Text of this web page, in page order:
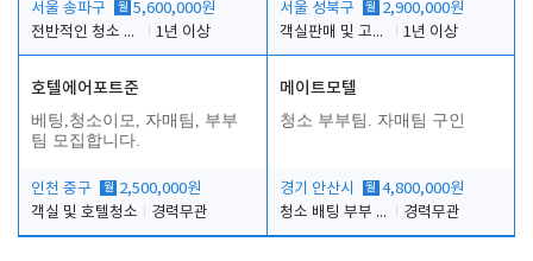
서울 송파구 월 5,600,000원
전반적인 청소 업무(객실청소.객실정리)
1년 이상
서울 성북구 월 2,900,000원
객실판매 및 고객응대
1년 이상
호텔에어포트준
베팅,청소이모, 자매팀, 부부
팀 모집합니다.
인천 중구 월 2,500,000원
객실 및 호텔청소
경력무관
메이트모텔
청소 부부팀. 자매팀 구인
경기 안산시 월 4,800,000원
청소 배팅 부부 구합니다
경력무관